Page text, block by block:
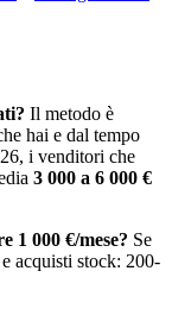
Il metodo è
hai e dal tempo
i venditori che
3 000 a 6 000 €
1 000 €/mese? Se
acquisti stock: 200-